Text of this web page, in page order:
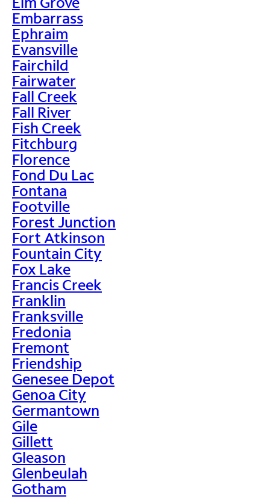
Embarrass
Ephraim
Evansville
Fairchild
Fairwater
Fall Creek
Fall River
Fish Creek
Fitchburg
Florence
Fond Du Lac
Fontana
Footville
Forest Junction
Fort Atkinson
Fountain City
Fox Lake
Francis Creek
Franklin
Franksville
Fredonia
Fremont
Friendship
Genesee Depot
Genoa City
Germantown
Gile
Gillett
Gleason
Glenbeulah
Gotham